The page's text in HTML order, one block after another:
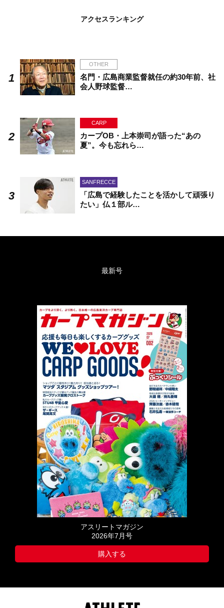
アクセスランキング
OTHER
名門・広島商業監督就任の約30年前、社
会人野球監督…
CARP
カープOB・上本崇司が語った“あの
夏”。今も忘れら…
SANFRECCE
「広島で経験したことを活かして頑張り
たい」仏１部ル…
最新号
アスリートマガジン
2026年7月号
購入する